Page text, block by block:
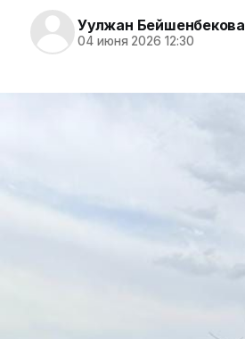
Уулжан Бейшенбекова
04 июня 2026 12:30